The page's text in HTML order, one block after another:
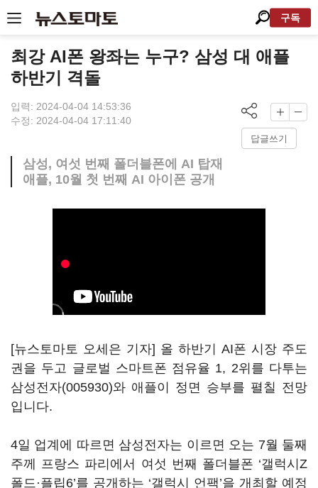
구독
최강 AI폰 왕좌는 누구? 삼성 대 애플
하반기 격돌
입력: 2024-04-04 14:53:36
수정: 2024-04-04 17:11:40
답글쓰기
삼성, 여섯 번째 폴더블폰에 AI 탑재
애플, 10월 첫 번째 AI 아이폰 공개
[뉴스토마토 오세은 기자] 올 하반기 AI폰 시장 주도
권을 두고 글로벌 스마트폰 점유율 1, 2위를 다투는
삼성전자(005930)와 애플이 정면 승부를 펼칠 전망
입니다.
4일 업계에 따르면 삼성전자는 이르면 오는 7월 둘째
주께 프랑스 파리에서 여섯 번째 폴더블폰 ‘갤럭시Z
폴드·플립6’를 공개하는 ‘갤럭시 언팩’을 개최할 예정